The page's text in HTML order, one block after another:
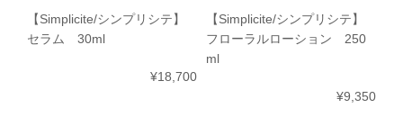
【Simplicite/シンプリシテ】
セラム 30ml
¥18,700
【Simplicite/シンプリシテ】
フローラルローション 250
ml
¥9,350